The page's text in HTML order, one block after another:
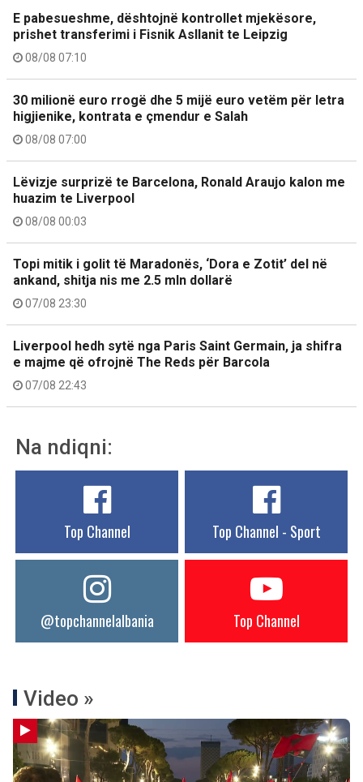
E pabesueshme, dështojnë kontrollet mjekësore,
prishet transferimi i Fisnik Asllanit te Leipzig
08/08 07:10
30 milionë euro rrogë dhe 5 mijë euro vetëm për letra
higjienike, kontrata e çmendur e Salah
08/08 07:00
Lëvizje surprizë te Barcelona, Ronald Araujo kalon me
huazim te Liverpool
08/08 00:03
Topi mitik i golit të Maradonës, ‘Dora e Zotit’ del në
ankand, shitja nis me 2.5 mln dollarë
07/08 23:30
Liverpool hedh sytë nga Paris Saint Germain, ja shifra
e majme që ofrojnë The Reds për Barcola
07/08 22:43
Na ndiqni:
Top Channel Top Channel - Sport
@topchannelalbania Top Channel
Video »